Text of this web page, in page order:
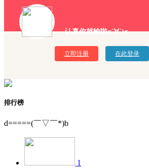
认真你就输啦σ`∀´)σ
立即注册 在此登录
排行榜
d=====(￣▽￣*)b
1